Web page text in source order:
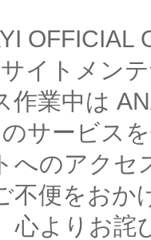
OFFICIAL
イトメン
作業中は
サービス
へのアクセ
不便をおか
心よりお詫